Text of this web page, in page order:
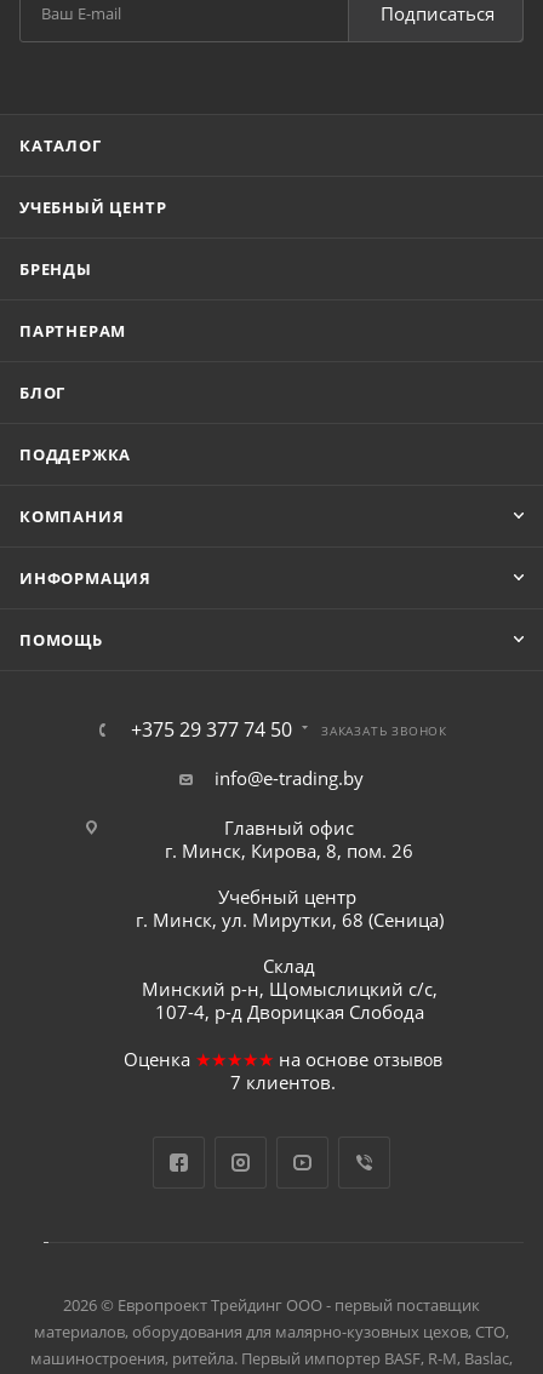
Подписаться
КАТАЛОГ
УЧЕБНЫЙ ЦЕНТР
БРЕНДЫ
ПАРТНЕРАМ
БЛОГ
ПОДДЕРЖКА
КОМПАНИЯ
ИНФОРМАЦИЯ
ПОМОЩЬ
+375 29 377 74 50 ЗАКАЗАТЬ ЗВОНОК
info@e-trading.by
Главный офис
г. Минск, Кирова, 8, пом. 26
Учебный центр
г. Минск, ул. Мирутки, 68 (Сеница)
Склад
Минский р-н, Щомыслицкий с/с,
107-4, р-д Дворицкая Слобода
Оценка ★★★★★ на основе отзывов
7 клиентов.
2026 © Европроект Tрейдинг ООО - первый поставщик
материалов, оборудования для малярно-кузовных цехов, СТО,
машиностроения, ритейла. Первый импортер BASF, R-M, Baslac,